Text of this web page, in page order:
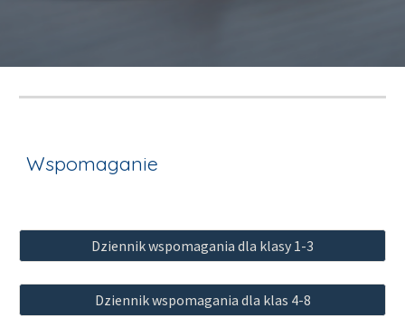
Wspomaganie
Dziennik wspomagania dla klasy 1-3
Dziennik wspomagania dla klas 4-8